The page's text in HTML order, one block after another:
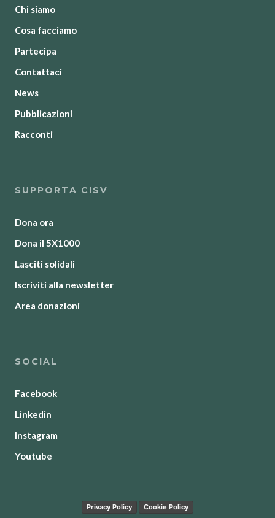
Chi siamo
Cosa facciamo
Partecipa
Contattaci
News
Pubblicazioni
Racconti
SUPPORTA CISV
Dona ora
Dona il 5X1000
Lasciti solidali
Iscriviti alla newsletter
Area donazioni
SOCIAL
Facebook
Linkedin
Instagram
Youtube
Privacy Policy Cookie Policy